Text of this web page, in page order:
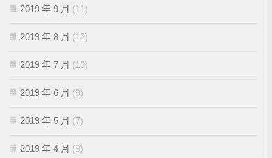
2019 年 9 月 (11)
2019 年 8 月 (12)
2019 年 7 月 (10)
2019 年 6 月 (9)
2019 年 5 月 (7)
2019 年 4 月 (8)